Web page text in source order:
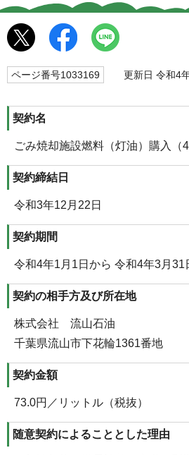
ページ番号1033169 更新日 令和4
契約名
ごみ焼却施設燃料（灯油）購入（4
契約締結日
令和3年12月22日
契約期間
令和4年1月1日から 令和4年3月31
契約の相手方及び所在地
株式会社 流山石油
千葉県流山市下花輪1361番地
契約金額
73.0円／リットル（税抜）
随意契約によることとした理由